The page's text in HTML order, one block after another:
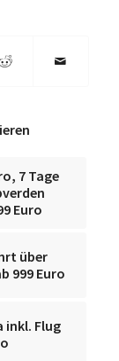
7 Tage
Euro
über
999 Euro
inkl. Flug